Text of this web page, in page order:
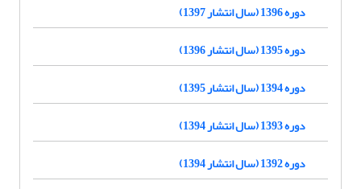
دوره 1396 (سال انتشار 1397)
دوره 1395 (سال انتشار 1396)
دوره 1394 (سال انتشار 1395)
دوره 1393 (سال انتشار 1394)
دوره 1392 (سال انتشار 1394)